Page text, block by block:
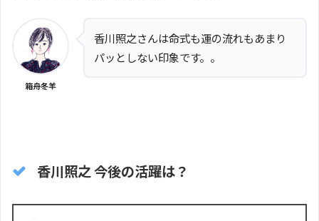
箱舟冬羊
香川照之さんは命式も運の流れもあまり
パッとしない印象です。。
香川照之 今後の活躍は？